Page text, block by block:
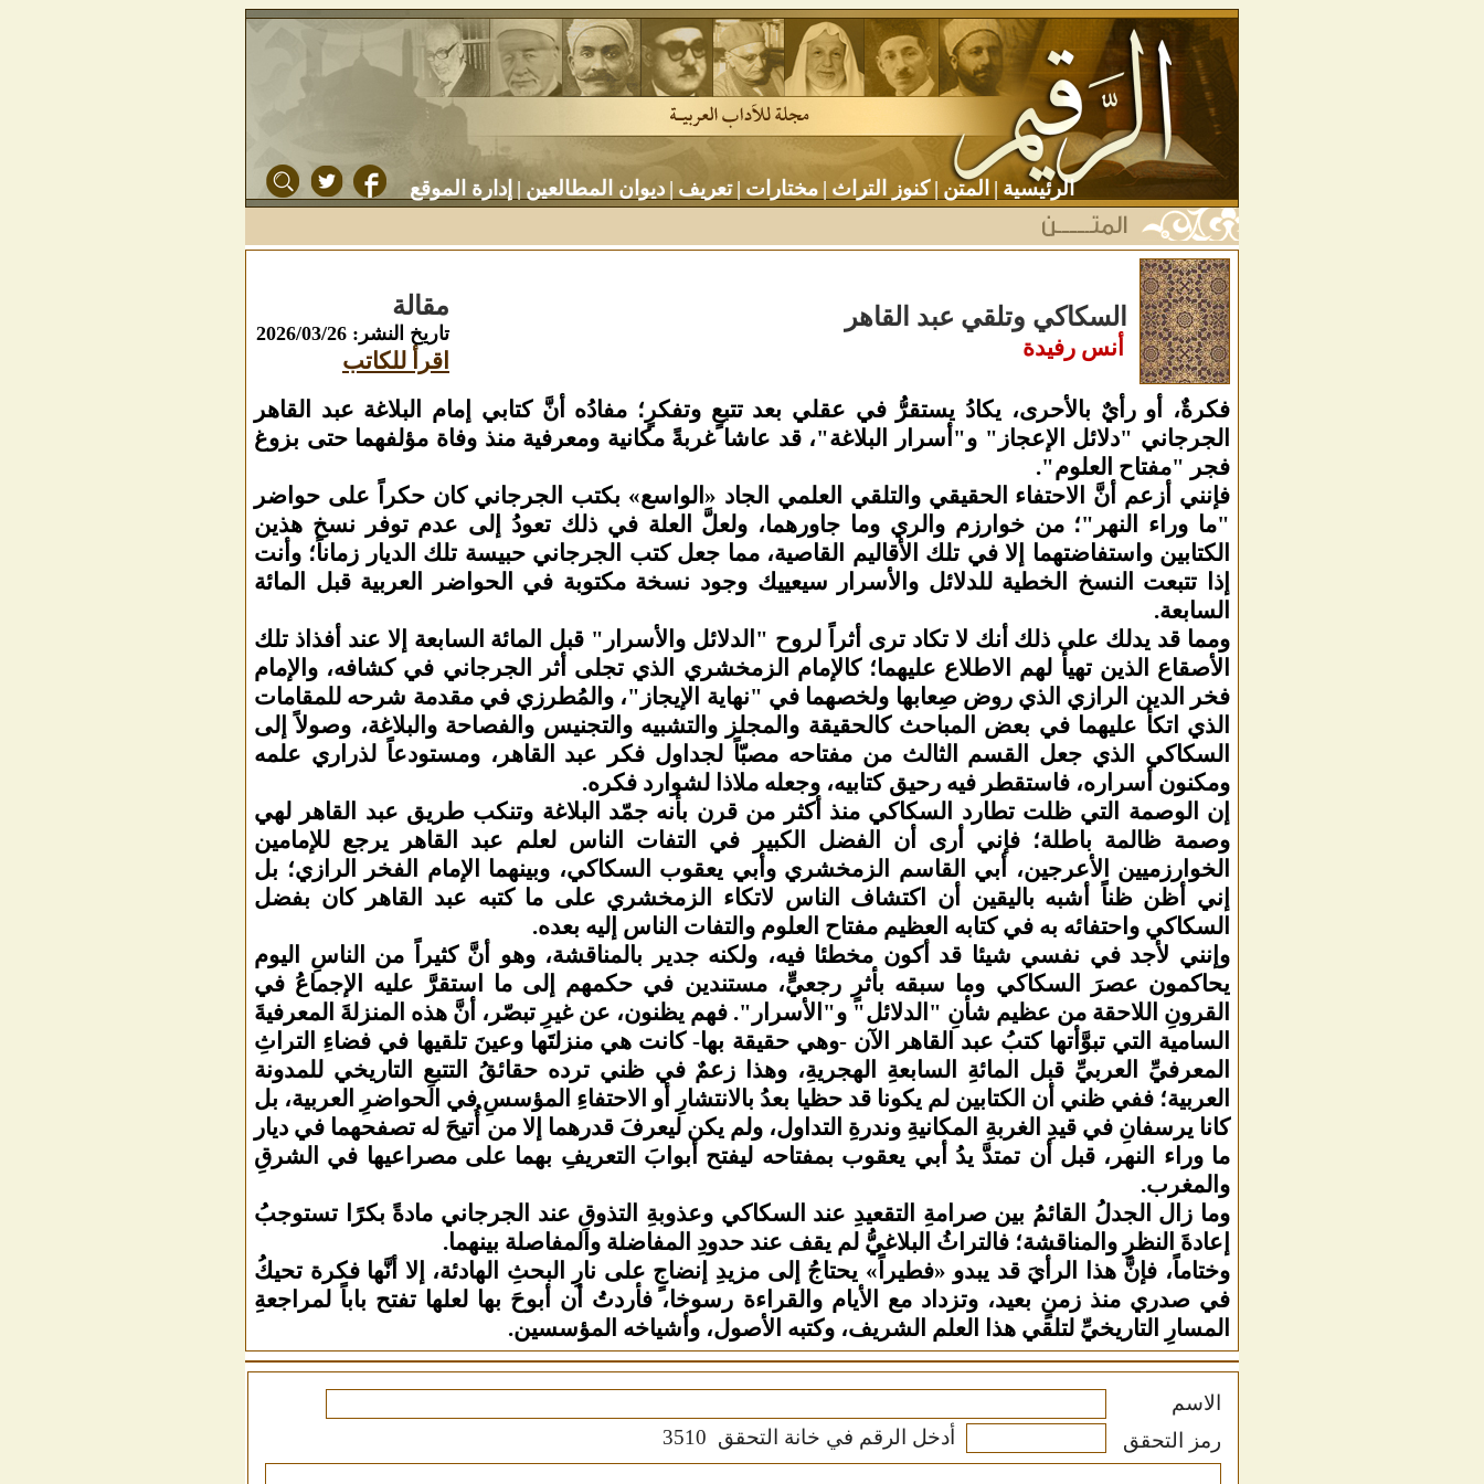
الرئيسية | المتن | كنوز التراث | مختارات | تعريف | ديوان المطالعين | إدارة الموقع
السكاكي وتلقي عبد القاهر
أنس رفيدة
مقالة
تاريخ النشر: 2026/03/26
اقرأ للكاتب
فكرةٌ، أو رأيٌ بالأحرى، يكادُ يستقرُّ في عقلي بعد تتبعٍ وتفكرٍ؛ مفادُه أنَّ كتابي إمام البلاغة عبد القاهر
الجرجاني "دلائل الإعجاز" و"أسرار البلاغة"، قد عاشا غربةً مكانية ومعرفية منذ وفاة مؤلفهما حتى بزوغ
فجر "مفتاح العلوم".
فإنني أزعم أنَّ الاحتفاء الحقيقي والتلقي العلمي الجاد «الواسع» بكتب الجرجاني كان حكراً على حواضر
"ما وراء النهر"؛ من خوارزم والري وما جاورهما، ولعلَّ العلة في ذلك تعودُ إلى عدم توفر نسخ هذين
الكتابين واستفاضتهما إلا في تلك الأقاليم القاصية، مما جعل كتب الجرجاني حبيسة تلك الديار زماناً؛ وأنت
إذا تتبعت النسخ الخطية للدلائل والأسرار سيعييك وجود نسخة مكتوبة في الحواضر العربية قبل المائة
السابعة.
ومما قد يدلك على ذلك أنك لا تكاد ترى أثراً لروح "الدلائل والأسرار" قبل المائة السابعة إلا عند أفذاذ تلك
الأصقاع الذين تهيأ لهم الاطلاع عليهما؛ كالإمام الزمخشري الذي تجلى أثر الجرجاني في كشافه، والإمام
فخر الدين الرازي الذي روض صِعابها ولخصهما في "نهاية الإيجاز"، والمُطرزي في مقدمة شرحه للمقامات
الذي اتكأ عليهما في بعض المباحث كالحقيقة والمجلز والتشبيه والتجنيس والفصاحة والبلاغة، وصولاً إلى
السكاكي الذي جعل القسم الثالث من مفتاحه مصبّاً لجداول فكر عبد القاهر، ومستودعاً لذراري علمه
ومكنون أسراره، فاستقطر فيه رحيق كتابيه، وجعله ملاذا لشوارد فكره.
إن الوصمة التي ظلت تطارد السكاكي منذ أكثر من قرن بأنه جمّد البلاغة وتنكب طريق عبد القاهر لهي
وصمة ظالمة باطلة؛ فإني أرى أن الفضل الكبير في التفات الناس لعلم عبد القاهر يرجع للإمامين
الخوارزميين الأعرجين، أبي القاسم الزمخشري وأبي يعقوب السكاكي، وبينهما الإمام الفخر الرازي؛ بل
إني أظن ظناً أشبه باليقين أن اكتشاف الناس لاتكاء الزمخشري على ما كتبه عبد القاهر كان بفضل
السكاكي واحتفائه به في كتابه العظيم مفتاح العلوم والتفات الناس إليه بعده.
وإنني لأجد في نفسي شيئا قد أكون مخطئا فيه، ولكنه جدير بالمناقشة، وهو أنَّ كثيراً من الناسِ اليوم
يحاكمون عصرَ السكاكي وما سبقه بأثرٍ رجعيٍّ، مستندين في حكمهم إلى ما استقرَّ عليه الإجماعُ في
القرونِ اللاحقة من عظيم شأنِ "الدلائل" و"الأسرار". فهم يظنون، عن غيرِ تبصّر، أنَّ هذه المنزلةَ المعرفيةَ
السامية التي تبوَّأتها كتبُ عبد القاهر الآن -وهي حقيقة بها- كانت هي منزلتَها وعينَ تلقيها في فضاءِ التراثِ
المعرفيِّ العربيِّ قبل المائةِ السابعةِ الهجريةِ، وهذا زعمٌ في ظني ترده حقائقُ التتبعِ التاريخي للمدونة
العربية؛ ففي ظني أن الكتابين لم يكونا قد حظيا بعدُ بالانتشارِ أو الاحتفاءِ المؤسسِ في الحواضرِ العربية، بل
كانا يرسفانِ في قيدِ الغربةِ المكانيةِ وندرةِ التداول، ولم يكن ليعرفَ قدرهما إلا من أُتيحَ له تصفحهما في ديار
ما وراء النهر، قبل أن تمتدَّ يدُ أبي يعقوب بمفتاحه ليفتح أبوابَ التعريفِ بهما على مصراعيها في الشرقِ
والمغرب.
وما زال الجدلُ القائمُ بين صرامةِ التقعيدِ عند السكاكي وعذوبةِ التذوقِ عند الجرجاني مادةً بكرًا تستوجبُ
إعادةَ النظرِ والمناقشة؛ فالتراثُ البلاغيُّ لم يقف عند حدودِ المفاضلة والمفاصلة بينهما.
وختاماً، فإنَّ هذا الرأيَ قد يبدو «فطيراً» يحتاجُ إلى مزيدِ إنضاجٍ على نارِ البحثِ الهادئة، إلا أنَّها فكرة تحيكُ
في صدري منذ زمنٍ بعيد، وتزداد مع الأيام والقراءة رسوخا، فأردتُ أن أبوحَ بها لعلها تفتح باباً لمراجعةِ
المسارِ التاريخيِّ لتلقي هذا العلم الشريف، وكتبه الأصول، وأشياخه المؤسسين.
الاسم
رمز التحقق
أدخل الرقم في خانة التحقق 3510